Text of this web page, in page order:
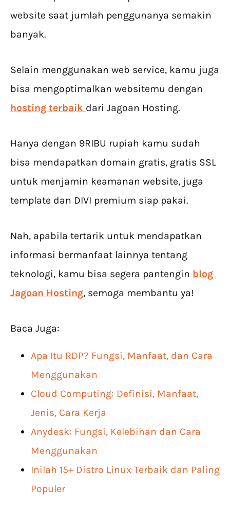
website saat jumlah penggunanya semakin
banyak.
Selain menggunakan web service, kamu juga
bisa mengoptimalkan websitemu dengan
hosting terbaik dari Jagoan Hosting.
Hanya dengan 9RIBU rupiah kamu sudah
bisa mendapatkan domain gratis, gratis SSL
untuk menjamin keamanan website, juga
template dan DIVI premium siap pakai.
Nah, apabila tertarik untuk mendapatkan
informasi bermanfaat lainnya tentang
teknologi, kamu bisa segera pantengin blog
Jagoan Hosting, semoga membantu ya!
Baca Juga:
Apa Itu RDP? Fungsi, Manfaat, dan Cara
Menggunakan
Cloud Computing: Definisi, Manfaat,
Jenis, Cara Kerja
Anydesk: Fungsi, Kelebihan dan Cara
Menggunakan
Inilah 15+ Distro Linux Terbaik dan Paling
Populer